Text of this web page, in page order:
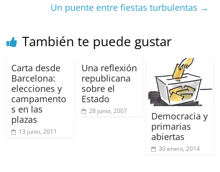
p
Un puente entre fiestas turbulentas →
También te puede gustar
Carta desde
Barcelona:
elecciones y
campamento
s en las
plazas
13 junio, 2011
Una reflexión
republicana
sobre el
Estado
28 junio, 2007
Democracia y
primarias
abiertas
30 enero, 2014